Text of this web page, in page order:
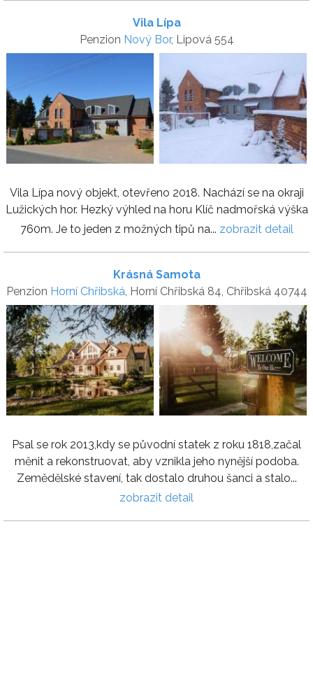
Vila Lípa
Penzion Nový Bor, Lipová 554
Vila Lípa nový objekt, otevřeno 2018. Nachází se na okraji
Lužických hor. Hezký výhled na horu Klíč nadmořská výška
760m. Je to jeden z možných tipů na... zobrazit detail
Krásná Samota
Penzion Horní Chřibská, Horní Chřibská 84, Chřibská 40744
Psal se rok 2013,kdy se původní statek z roku 1818,začal
měnit a rekonstruovat, aby vznikla jeho nynější podoba.
Zemědělské stavení, tak dostalo druhou šanci a stalo...
zobrazit detail